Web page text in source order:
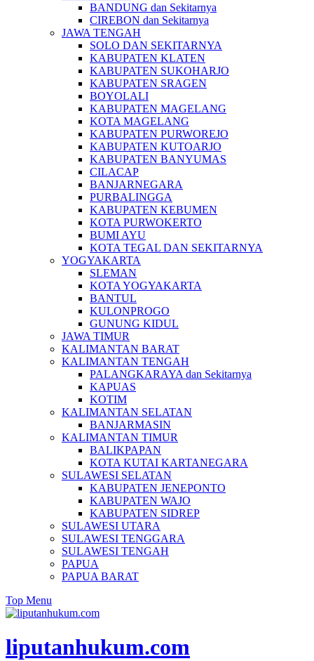
BANDUNG dan Sekitarnya
CIREBON dan Sekitarnya
JAWA TENGAH
SOLO DAN SEKITARNYA
KABUPATEN KLATEN
KABUPATEN SUKOHARJO
KABUPATEN SRAGEN
BOYOLALI
KABUPATEN MAGELANG
KOTA MAGELANG
KABUPATEN PURWOREJO
KABUPATEN KUTOARJO
KABUPATEN BANYUMAS
CILACAP
BANJARNEGARA
PURBALINGGA
KABUPATEN KEBUMEN
KOTA PURWOKERTO
BUMI AYU
KOTA TEGAL DAN SEKITARNYA
YOGYAKARTA
SLEMAN
KOTA YOGYAKARTA
BANTUL
KULONPROGO
GUNUNG KIDUL
JAWA TIMUR
KALIMANTAN BARAT
KALIMANTAN TENGAH
PALANGKARAYA dan Sekitarnya
KAPUAS
KOTIM
KALIMANTAN SELATAN
BANJARMASIN
KALIMANTAN TIMUR
BALIKPAPAN
KOTA KUTAI KARTANEGARA
SULAWESI SELATAN
KABUPATEN JENEPONTO
KABUPATEN WAJO
KABUPATEN SIDREP
SULAWESI UTARA
SULAWESI TENGGARA
SULAWESI TENGAH
PAPUA
PAPUA BARAT
Top Menu
liputanhukum.com